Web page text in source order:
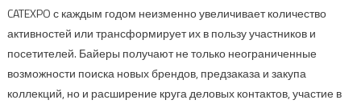
CATEXPO с каждым годом неизменно увеличивает количество
активностей или трансформирует их в пользу участников и
посетителей. Байеры получают не только неограниченные
возможности поиска новых брендов, предзаказа и закупа
коллекций, но и расширение круга деловых контактов, участие в